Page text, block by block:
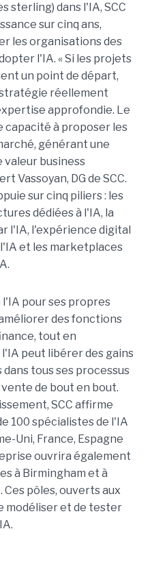
sterling) dans l'IA, SCC
sur cinq ans,
les organisations des
l'IA. « Si les projets
un point de départ,
réellement
approfondie. Le
à proposer les
générant une
business
Vassoyan, DG de SCC.
sur cinq piliers : les
dédiées à l'IA, la
l'IA, l'expérience digital
et les marketplaces
l'IA pour ses propres
des fonctions
tout en
peut libérer des gains
tous ses processus
de bout en bout.
SCC affirme
100 spécialistes de l'IA
Uni, France, Espagne
ouvrira également
à Birmingham et à
Ces pôles, ouverts aux
modéliser et de tester